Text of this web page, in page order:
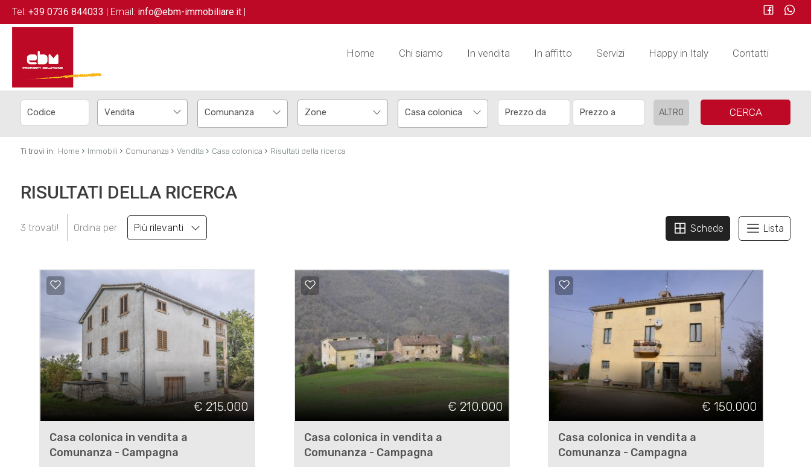
Home Chi siamo In vendita In affitto Servizi Happy in Italy Contatti
Tel: +39 0736 844033 | Email: info@ebm-immobiliare.it |
Vendita Comunanza Casa colonica ALTRO CERCA
Ti trovi in: Home › Immobili › Comunanza › Vendita › Casa colonica › Risultati della ricerca
RISULTATI DELLA RICERCA
3 trovati! Ordina per: Più rilevanti Schede Lista
€ 215.000
Casa colonica in vendita a
Comunanza - Campagna
€ 210.000
Casa colonica in vendita a
Comunanza - Campagna
€ 150.000
Casa colonica in vendita a
Comunanza - Campagna